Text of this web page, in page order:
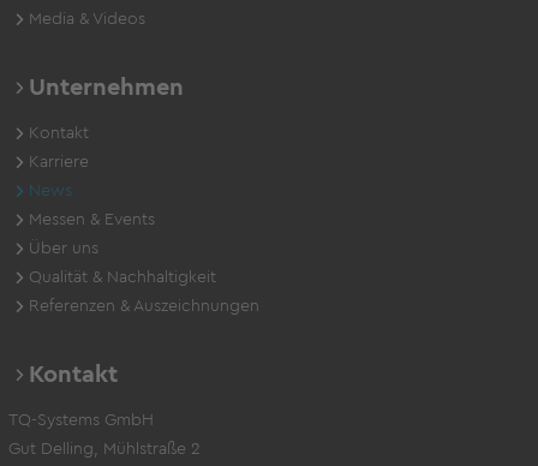
Media & Videos
Unternehmen
Kontakt
Karriere
News
Messen & Events
Über uns
Qualität & Nachhaltigkeit
Referenzen & Auszeichnungen
Kontakt
TQ-Systems GmbH
Gut Delling, Mühlstraße 2